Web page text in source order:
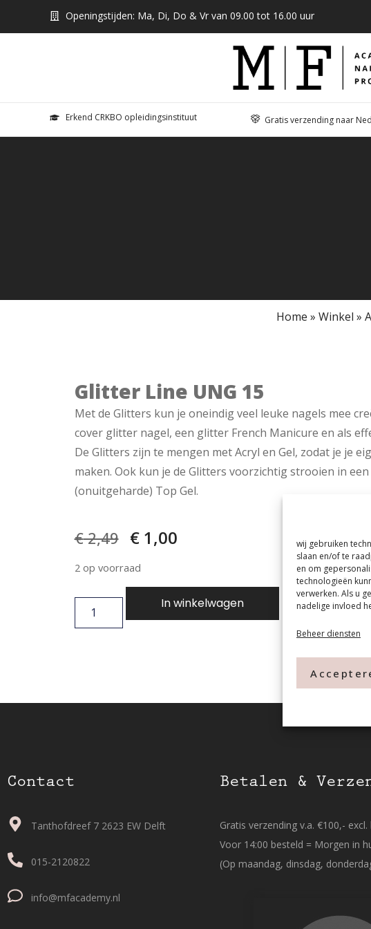
wij gebruiken
slaan en/of te
en om
technologieën
verwerken. Als u
nadelige invloed
Beheer diensten
Openingstijden: Ma, Di, Do & Vr van 09.00 tot 16.00 uur
Erkend CRKBO opleidingsinstituut Gratis verzending naar
Home » Winkel »
Glitter Line UNG 15
Met de Glitters kun je oneindig veel leuke nagels mee
cover glitter nagel, een glitter French Manicure en als
De Glitters zijn te mengen met Acryl en Gel, zodat je je
maken. Ook kun je de Glitters voorzichtig strooien in
(onuitgeharde) Top Gel.
€2,49 €1,00
2 op voorraad
In winkelwagen
Contact
Tanthofdreef 7 2623 EW Delft
015-2120822
info@mfacademy.nl
Betalen &
Gratis verzending v.a. €100,-
Voor 14:00 besteld = Morgen in
(Op maandag, dinsdag,